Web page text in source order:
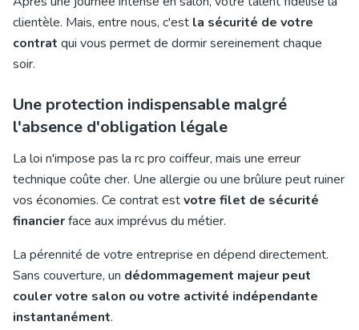
clientèle. Mais, entre nous, c'est la sécurité de votre
contrat qui vous permet de dormir sereinement chaque
soir.
Une protection indispensable malgré
l'absence d'obligation légale
La loi n'impose pas la rc pro coiffeur, mais une erreur
technique coûte cher. Une allergie ou une brûlure peut ruiner
vos économies. Ce contrat estvotre filet de sécurité
financierface aux imprévus du métier.
La pérennité de votre entreprise en dépend directement.
Sans couverture, un dédommagement majeur peut
couler votre salon ou votre activité indépendante
instantanément.